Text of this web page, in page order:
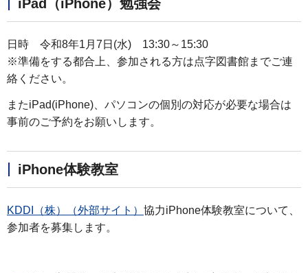
iPad（iPhone）勉強会
日時 令和8年1月7日(水) 13:30～15:30
※準備をする都合上、参加される方は点字図書館までご連
絡ください。
またiPad(iPhone)、パソコンの個別の対応が必要な場合は
事前のご予約をお願いします。
iPhone体験教室
KDDI（株）（外部サイト） 協力iPhone体験教室について、
参加者を募集します。